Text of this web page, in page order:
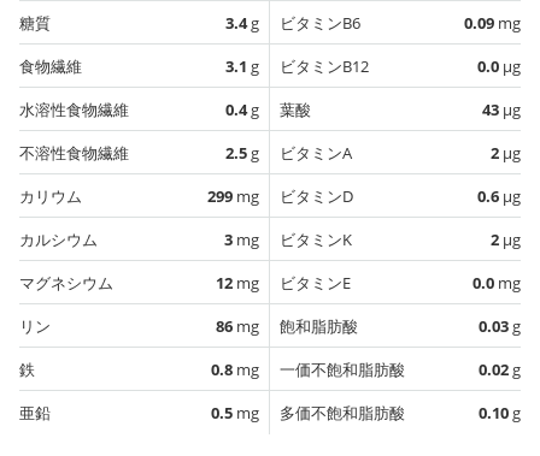
糖質
3.4g
食物繊維
3.1 g
水溶性食物繊維
0.4g
不溶性食物繊維
2.5g
カリウム
299 mg
カルシウム
3 mg
マグネシウム
12 mg
リン
86 mg
鉄
0.8 mg
亜鉛
0.5 mg
ビタミンB6
0.09 mg
ビタミンB12
0.0 µg
葉酸
43 µg
ビタミンA
2 µg
ビタミンD
0.6 µg
ビタミンK
2 µg
ビタミンE
0.0 mg
飽和脂肪酸
0.03g
一価不飽和脂肪酸
0.02g
多価不飽和脂肪酸
0.10g